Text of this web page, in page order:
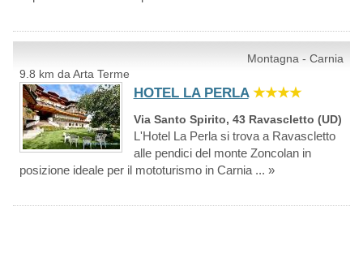
Montagna - Carnia
9.8 km da Arta Terme
HOTEL LA PERLA ★★★★
Via Santo Spirito, 43 Ravascletto (UD)
L'Hotel La Perla si trova a Ravascletto
alle pendici del monte Zoncolan in
posizione ideale per il mototurismo in Carnia ... »